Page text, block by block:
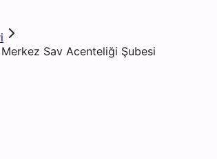
Sav Acenteliği Şubesi